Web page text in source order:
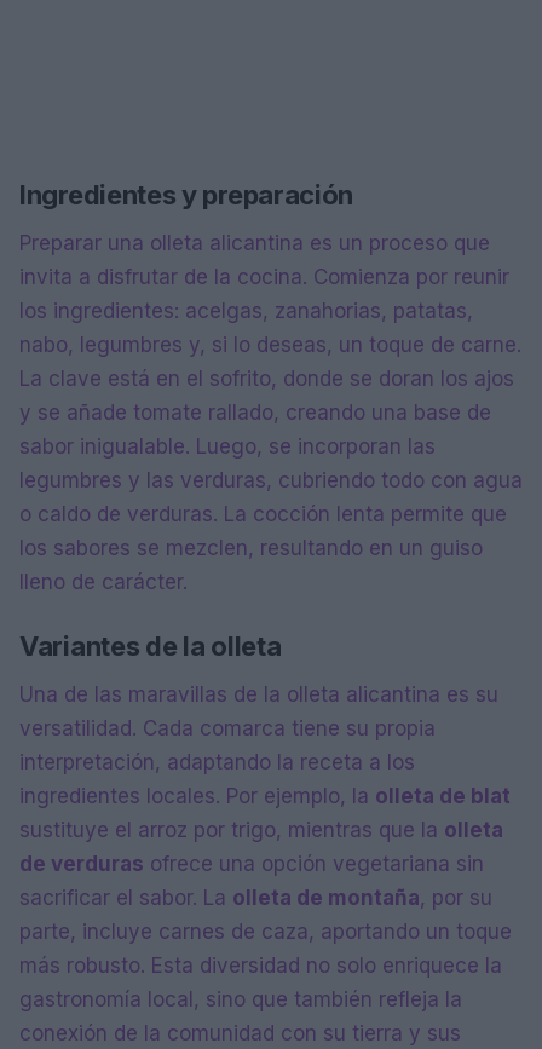
Ingredientes y preparación
Preparar una olleta alicantina es un proceso que
invita a disfrutar de la cocina. Comienza por reunir
los ingredientes: acelgas, zanahorias, patatas,
nabo, legumbres y, si lo deseas, un toque de carne.
La clave está en el sofrito, donde se doran los ajos
y se añade tomate rallado, creando una base de
sabor inigualable. Luego, se incorporan las
legumbres y las verduras, cubriendo todo con agua
o caldo de verduras. La cocción lenta permite que
los sabores se mezclen, resultando en un guiso
lleno de carácter.
Variantes de la olleta
Una de las maravillas de la olleta alicantina es su
versatilidad. Cada comarca tiene su propia
interpretación, adaptando la receta a los
ingredientes locales. Por ejemplo, la olleta de blat
sustituye el arroz por trigo, mientras que la olleta
de verduras ofrece una opción vegetariana sin
sacrificar el sabor. La olleta de montaña, por su
parte, incluye carnes de caza, aportando un toque
más robusto. Esta diversidad no solo enriquece la
gastronomía local, sino que también refleja la
conexión de la comunidad con su tierra y sus